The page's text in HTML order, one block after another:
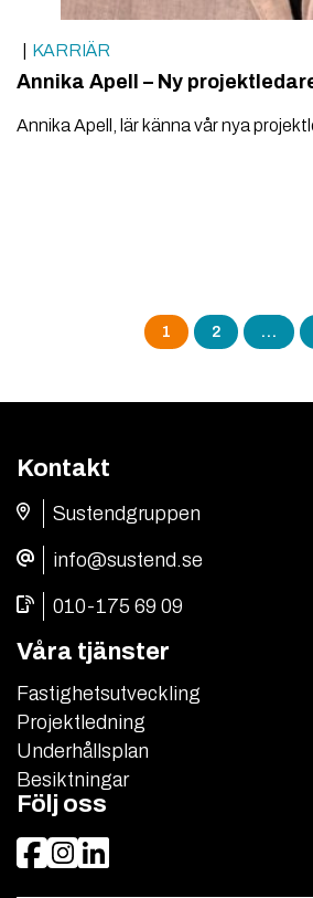
KARRIÄR
Annika Apell – Ny
Annika Apell, lär känna vår nya
1 2 …
Kontakt
Sustendgruppen
info@sustend.se
010-175 69 09
Våra tjänster
Fastighetsutveckling
Projektledning
Underhållsplan
Besiktningar
Följ oss
Facebook Instagram LinkedIn